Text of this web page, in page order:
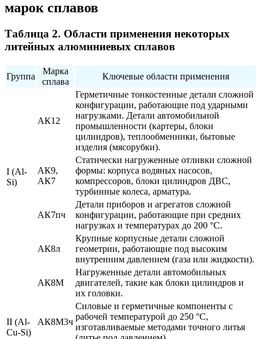
марок сплавов
Таблица 2. Области применения некоторых
литейных алюминиевых сплавов
Группа
Марка
сплава
Ключевые области применения
I (Al-
Si)
АК12
Герметичные тонкостенные детали сложной
конфигурации, работающие под ударными
нагрузками. Детали автомобильной
промышленности (картеры, блоки
цилиндров), теплообменники, бытовые
изделия (мясорубки).
АК9,
АК7
Статически нагруженные отливки сложной
формы: корпуса водяных насосов,
компрессоров, блоки цилиндров ДВС,
турбинные колеса, арматура.
АК7пч
Детали приборов и агрегатов сложной
конфигурации, работающие при средних
нагрузках и температурах до 200 °С.
АК8л
Крупные корпусные детали сложной
геометрии, работающие под высоким
внутренним давлением (газа или жидкости).
II (Al-
Cu-Si)
АК8М
Нагруженные детали автомобильных
двигателей, такие как блоки цилиндров и
их головки.
АК8М3ч
Силовые и герметичные компоненты с
рабочей температурой до 250 °С,
изготавливаемые методами точного литья